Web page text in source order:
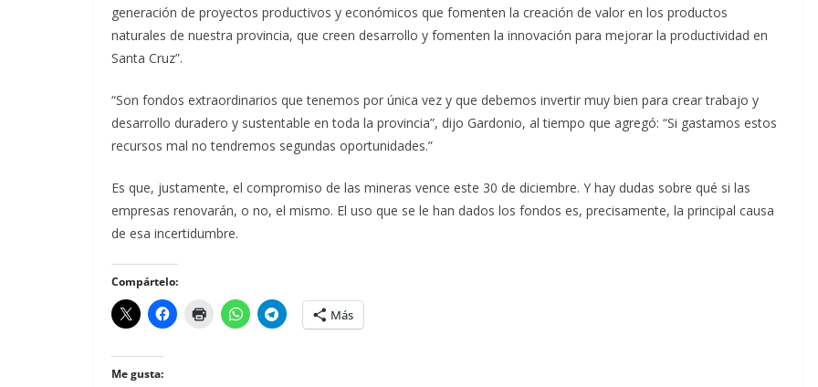
generación de proyectos productivos y económicos que fomenten la creación de valor en los productos
naturales de nuestra provincia, que creen desarrollo y fomenten la innovación para mejorar la productividad en
Santa Cruz”.
“Son fondos extraordinarios que tenemos por única vez y que debemos invertir muy bien para crear trabajo y
desarrollo duradero y sustentable en toda la provincia”, dijo Gardonio, al tiempo que agregó: “Si gastamos estos
recursos mal no tendremos segundas oportunidades.”
Es que, justamente, el compromiso de las mineras vence este 30 de diciembre. Y hay dudas sobre qué si las
empresas renovarán, o no, el mismo. El uso que se le han dados los fondos es, precisamente, la principal causa
de esa incertidumbre.
Compártelo:
Más
Me gusta: